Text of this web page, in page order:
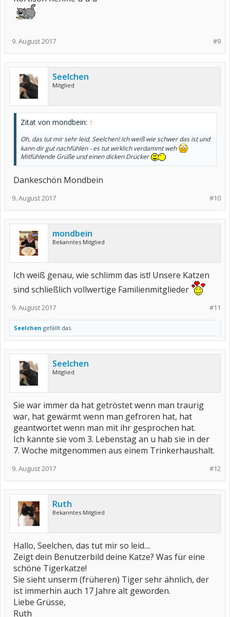
#9
9. August 2017
Seelchen
Mitglied
Zitat von mondbein: ↑
Oh, das tut mir sehr leid, Seelchen! Ich weiß wie schwer das ist und
kann dir gut nachfühlen - es tut wirklich verdammt weh
Mitfühlende Grüße und einen dicken Drücker
Dankeschön Mondbein
#10
9. August 2017
mondbein
Bekanntes Mitglied
Ich weiß genau, wie schlimm das ist! Unsere Katzen
sind schließlich vollwertige Familienmitglieder
#11
9. August 2017
Seelchen gefällt das.
Seelchen
Mitglied
Sie war immer da hat getröstet wenn man traurig
war, hat gewärmt wenn man gefroren hat, hat
geantwortet wenn man mit ihr gesprochen hat.
Ich kannte sie vom 3. Lebenstag an u hab sie in der
7. Woche mitgenommen aus einem Trinkerhaushalt.
#12
9. August 2017
Ruth
Bekanntes Mitglied
Hallo, Seelchen, das tut mir so leid....
Zeigt dein Benutzerbild deine Katze? Was für eine
schöne Tigerkatze!
Sie sieht unserm (früheren) Tiger sehr ähnlich, der
ist immerhin auch 17 Jahre alt geworden.
Liebe Grüsse,
Ruth